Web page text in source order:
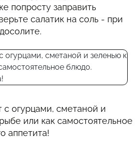
попросту заправить
салатик на соль - при
с огурцами, сметаной и
или как самостоятельное
аппетита!